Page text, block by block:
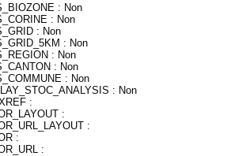
: Non
: Non
: Non
: Non
: Non
: Non
: Non
: Non
:
:
:
:
: